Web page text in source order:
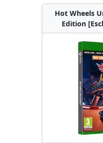
Hot Wheels
Edition